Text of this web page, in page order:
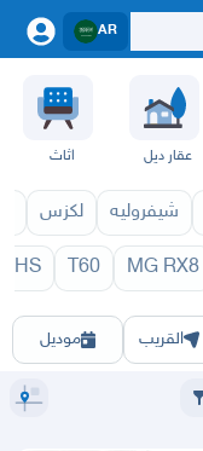
AR
عقار ديل اثاث
شيفروليه لكزس
MG RX8
T60
HS
تبوك القصيمحائل أبها الباحة
القريب موديل
6 2027